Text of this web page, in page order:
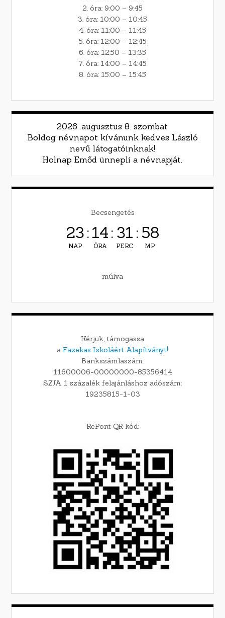
2. óra: 9:00 – 9:45
3. óra: 10:00 – 10:45
4. óra: 11:00 – 11:45
5. óra: 12:00 – 12:45
6. óra: 12:50 – 13:35
7. óra: 14:00 – 14:45
8. óra: 15:00 – 15:45
2026. augusztus 8. szombat
Boldog névnapot kívánunk kedves László
nevű látogatóinknak!
Holnap Emőd ünnepli a névnapját.
Becsengetés
23
NAP
:14
ÓRA
: 31
PERC
: 57
MP
múlva
Kérjük, támogassa
a Fazekas Iskoláért Alapítványt!
Bankszámlaszám:
11600006-00000000-85356414
SZJA 1 százalék felajánláshoz adószám:
19235815-1-03
RePont QR kód: